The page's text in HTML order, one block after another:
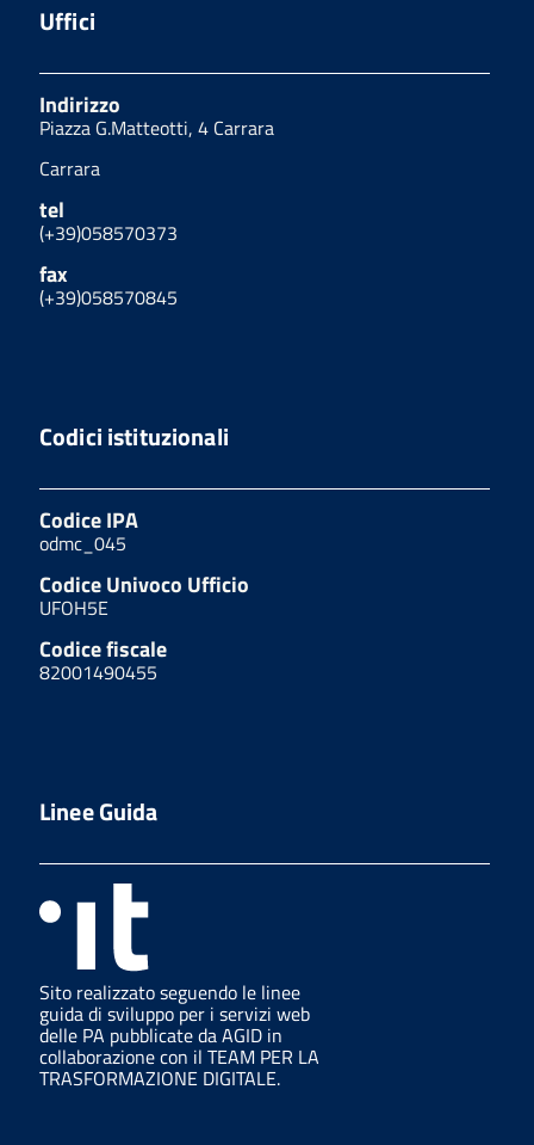
Uffici
Indirizzo
Piazza G.Matteotti, 4 Carrara
Carrara
tel
(+39)058570373
fax
(+39)058570845
Codici istituzionali
Codice IPA
odmc_045
Codice Univoco Ufficio
UFOH5E
Codice fiscale
82001490455
Linee Guida
Sito realizzato seguendo le linee
guida di sviluppo per i servizi web
delle PA pubblicate da AGID in
collaborazione con il TEAM PER LA
TRASFORMAZIONE DIGITALE.